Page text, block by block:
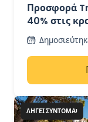
Προσφορά
40% στις
μεταξύ
ΛΉΓΕΙ ΣΎΝΤΟΜΑ!